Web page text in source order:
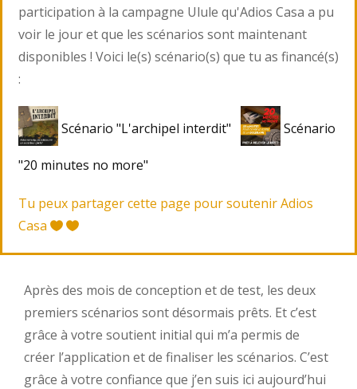
participation à la campagne Ulule qu'Adios Casa a pu
voir le jour et que les scénarios sont maintenant
disponibles ! Voici le(s) scénario(s) que tu as financé(s)
:
Scénario "L'archipel interdit" Scénario
"20 minutes no more"
Tu peux partager cette page pour soutenir Adios
Casa
Après des mois de conception et de test, les deux
premiers scénarios sont désormais prêts. Et c’est
grâce à votre soutient initial qui m’a permis de
créer l’application et de finaliser les scénarios. C’est
grâce à votre confiance que j’en suis ici aujourd’hui